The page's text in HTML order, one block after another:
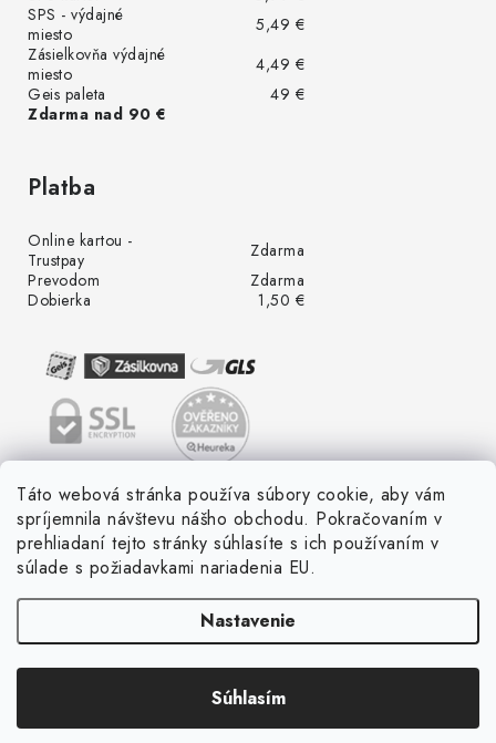
Táto webová stránka používa súbory cookie, aby vám
spríjemnila návštevu nášho obchodu. Pokračovaním v
prehliadaní tejto stránky súhlasíte s ich používaním v
súlade s požiadavkami nariadenia EU.
Nastavenie
Súhlasím
SPS - výdajné
miesto
5,49 €
Zásielkovňa výdajné
miesto
4,49 €
Geis paleta
49 €
Zdarma nad 90 €
Platba
Online kartou -
Trustpay
Zdarma
Prevodom
Zdarma
Dobierka
1,50 €
LED ME GROW. Všetky práva vyhradené.